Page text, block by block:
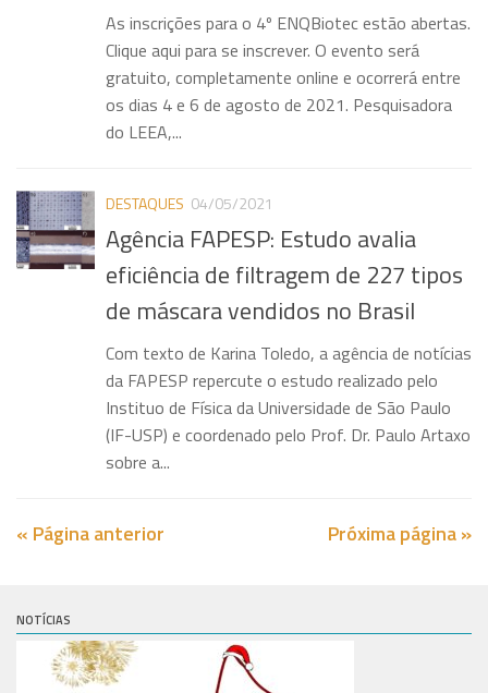
As inscrições para o 4º ENQBiotec estão abertas.
Clique aqui para se inscrever. O evento será
gratuito, completamente online e ocorrerá entre
os dias 4 e 6 de agosto de 2021. Pesquisadora
do LEEA,...
DESTAQUES 04/05/2021
Agência FAPESP: Estudo avalia
eficiência de filtragem de 227 tipos
de máscara vendidos no Brasil
Com texto de Karina Toledo, a agência de notícias
da FAPESP repercute o estudo realizado pelo
Instituo de Física da Universidade de São Paulo
(IF-USP) e coordenado pelo Prof. Dr. Paulo Artaxo
sobre a...
« Página anterior Próxima página »
NOTÍCIAS